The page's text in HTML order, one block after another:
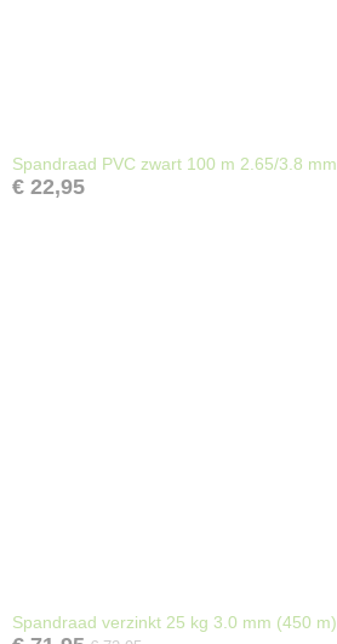
Spandraad PVC zwart 100 m 2.65/3.8 mm
€ 22,95
Spandraad verzinkt 25 kg 3.0 mm (450 m)